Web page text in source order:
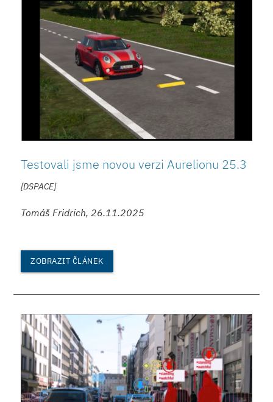
Testovali jsme novou verzi Aurelionu 25.3
[DSPACE]
Tomáš Fridrich, 26.11.2025
ZOBRAZIT ČLÁNEK